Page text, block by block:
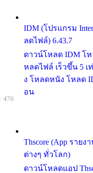
IDM (โปรแกรม
ลดไฟล์) 6.43.7
ดาวน์โหลด IDM โห
หลดไฟล์ เร็วขึ้น 5 เ
ง โหลดหนัง โหลด
อน
Thscore (App ราย
ต่างๆ ทั่วโลก)
ดาวน์โหลดแอป
476